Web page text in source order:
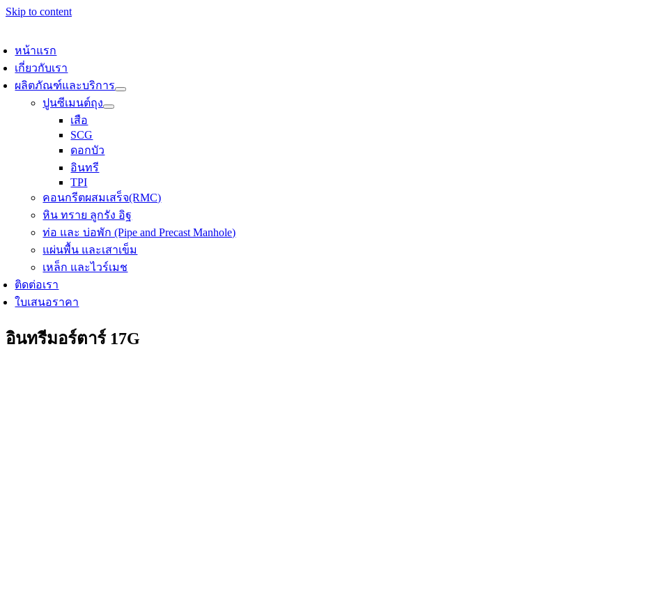
Skip to content
หน้าแรก
เกี่ยวกับเรา
ผลิตภัณฑ์และบริการ
ปูนซีเมนต์ถุง
เสือ
SCG
ดอกบัว
อินทรี
TPI
คอนกรีตผสมเสร็จ(RMC)
หิน ทราย ลูกรัง อิฐ
ท่อ และ บ่อพัก (Pipe and Precast Manhole)
แผ่นพื้น และเสาเข็ม
เหล็ก และไวร์เมช
ติดต่อเรา
ใบเสนอราคา
อินทรีมอร์ตาร์ 17G